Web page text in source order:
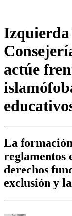
Izquierda
actúe
La
reglamentos
derechos
exclusión y